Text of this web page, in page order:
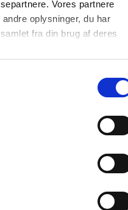
Vores partnere
oplysninger, du har
fra din brug af deres